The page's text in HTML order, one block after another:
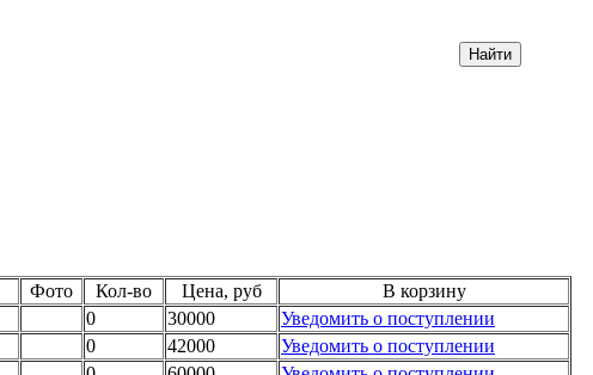
Фото Кол-во Цена, руб
В корзину
0 30000
Уведомить о поступлении
0 42000
Уведомить о поступлении